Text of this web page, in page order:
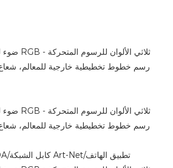
البروتوكولات: DMX/ILDA/كابل الشبكة Art-Net/تطبيق الهاتف